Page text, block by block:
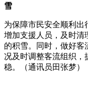
雪
为保障市民安全顺利
增加支援人员，及时清
的积雪。同时，做好
况及时调整客流组织，
稳。（通讯员田张梦）